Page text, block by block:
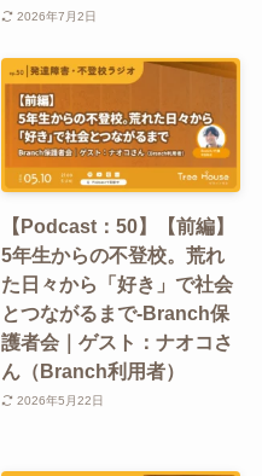
2026年7月2日
【Podcast：50】【前編】
5年生からの不登校。荒れ
た日々から「好き」で社会
とつながるまで-Branch保
護者会｜ゲスト：ナオコさ
ん（Branch利用者）
2026年5月22日